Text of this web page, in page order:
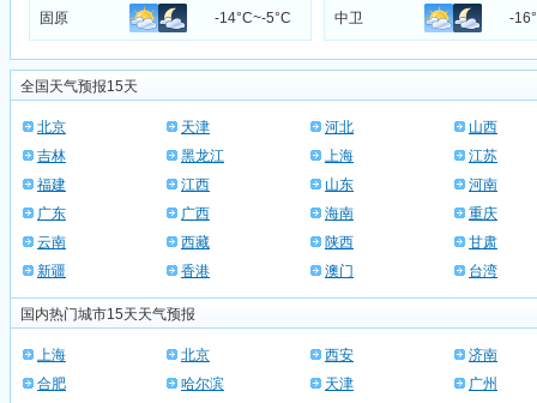
固原 -14°C~-5°C 中卫 -
全国天气预报15天
北京 天津 河北
山西
吉林
黑龙江 上海
江苏
福建
江西 山东
河南
广东
广西 海南
重庆
云南
西藏 陕西
甘肃
新疆
香港 澳门 台湾
国内热门城市15天天气预报
上海 北京 西安
济南
合肥
哈尔滨 天津
广州